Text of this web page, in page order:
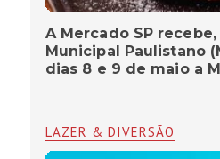
A Mercado SP
Municipal Paulistano
dias 8 e 9 de maio a
LAZER & DIVERSÃO